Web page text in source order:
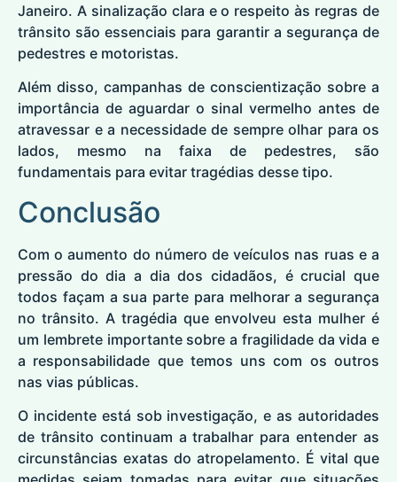
Janeiro. A sinalização clara e o respeito às regras de
trânsito são essenciais para garantir a segurança de
pedestres e motoristas.
Além disso, campanhas de conscientização sobre a
importância de aguardar o sinal vermelho antes de
atravessar e a necessidade de sempre olhar para os
lados, mesmo na faixa de pedestres, são
fundamentais para evitar tragédias desse tipo.
Conclusão
Com o aumento do número de veículos nas ruas e a
pressão do dia a dia dos cidadãos, é crucial que
todos façam a sua parte para melhorar a segurança
no trânsito. A tragédia que envolveu esta mulher é
um lembrete importante sobre a fragilidade da vida e
a responsabilidade que temos uns com os outros
nas vias públicas.
O incidente está sob investigação, e as autoridades
de trânsito continuam a trabalhar para entender as
circunstâncias exatas do atropelamento. É vital que